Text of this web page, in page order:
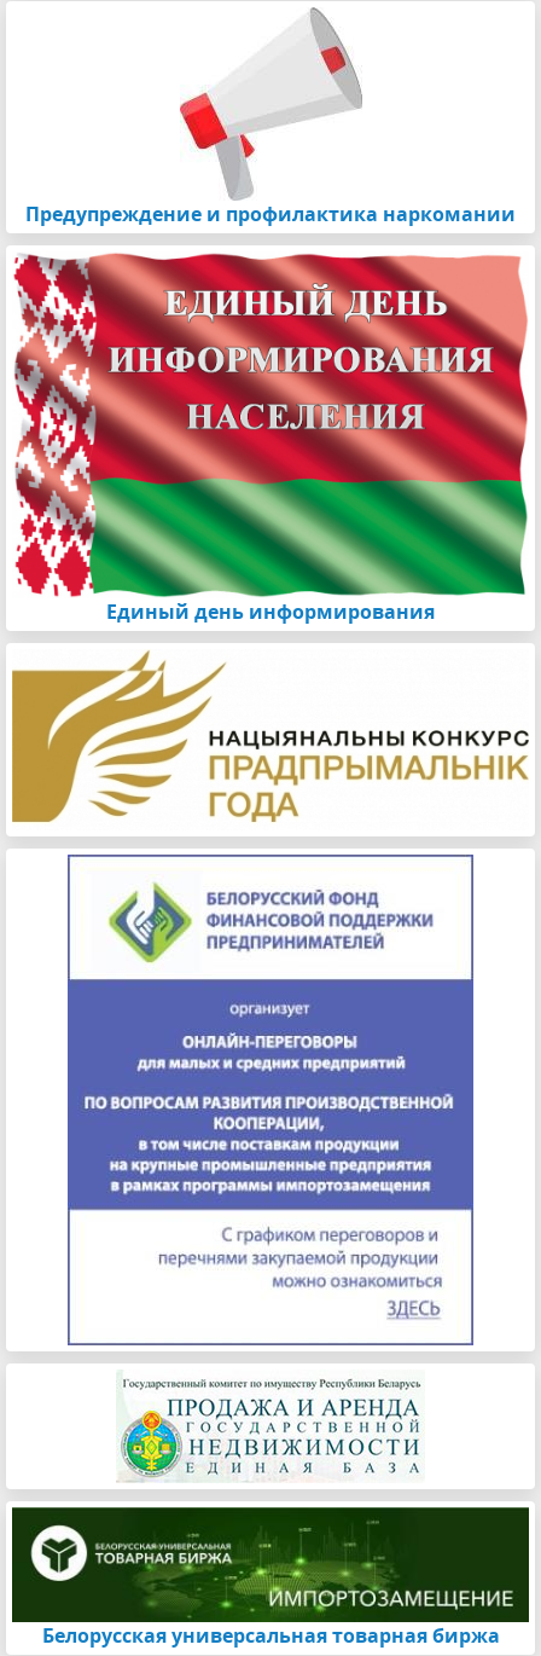
Предупреждение и профилактика наркомании
Единый день информирования
Белорусская универсальная товарная биржа